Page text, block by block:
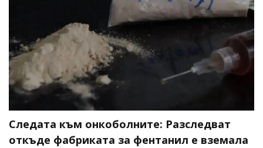
Следата към онкоболните: Разследват
откъде фабриката за фентанил е вземала